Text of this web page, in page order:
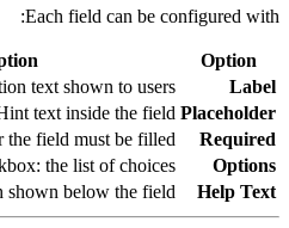
Each field can be configured
Option
Label
text shown to users
Placeholder
Hint text inside the field
Required
the field must be filled
Options
the list of choices
Help Text
shown below the field